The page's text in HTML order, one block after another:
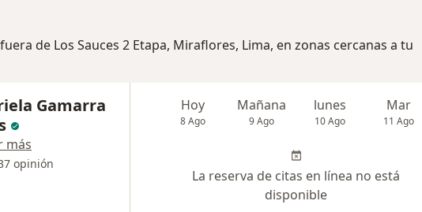
de Los Sauces 2 Etapa, Miraflores, Lima, en zonas cercanas a tu
Gamarra
más
opinión
Hoy
8 Ago
Mañana
9 Ago
lunes
10 Ago
Mar
11 Ago
La reserva de citas en línea no está
disponible